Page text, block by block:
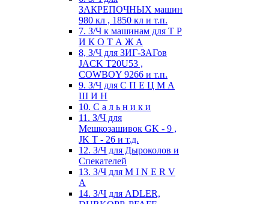
ЗАКРЕПОЧНЫХ машин
980 кл , 1850 кл и т.п.
7. З/Ч к машинам для Т Р
И К О Т А Ж А
8, З/Ч для ЗИГ-ЗАГов
JACK Т20U53 ,
COWBOY 9266 и т.п.
9. З/Ч для С П Е Ц М А
Ш И Н
10. С а л ь н и к и
11. З/Ч для
Мешкозашивок GK - 9 ,
JK T - 26 и т.д.
12. З/Ч для Дыроколов и
Спекателей
13. З/Ч для M I N E R V
A
14. З/Ч для ADLER,